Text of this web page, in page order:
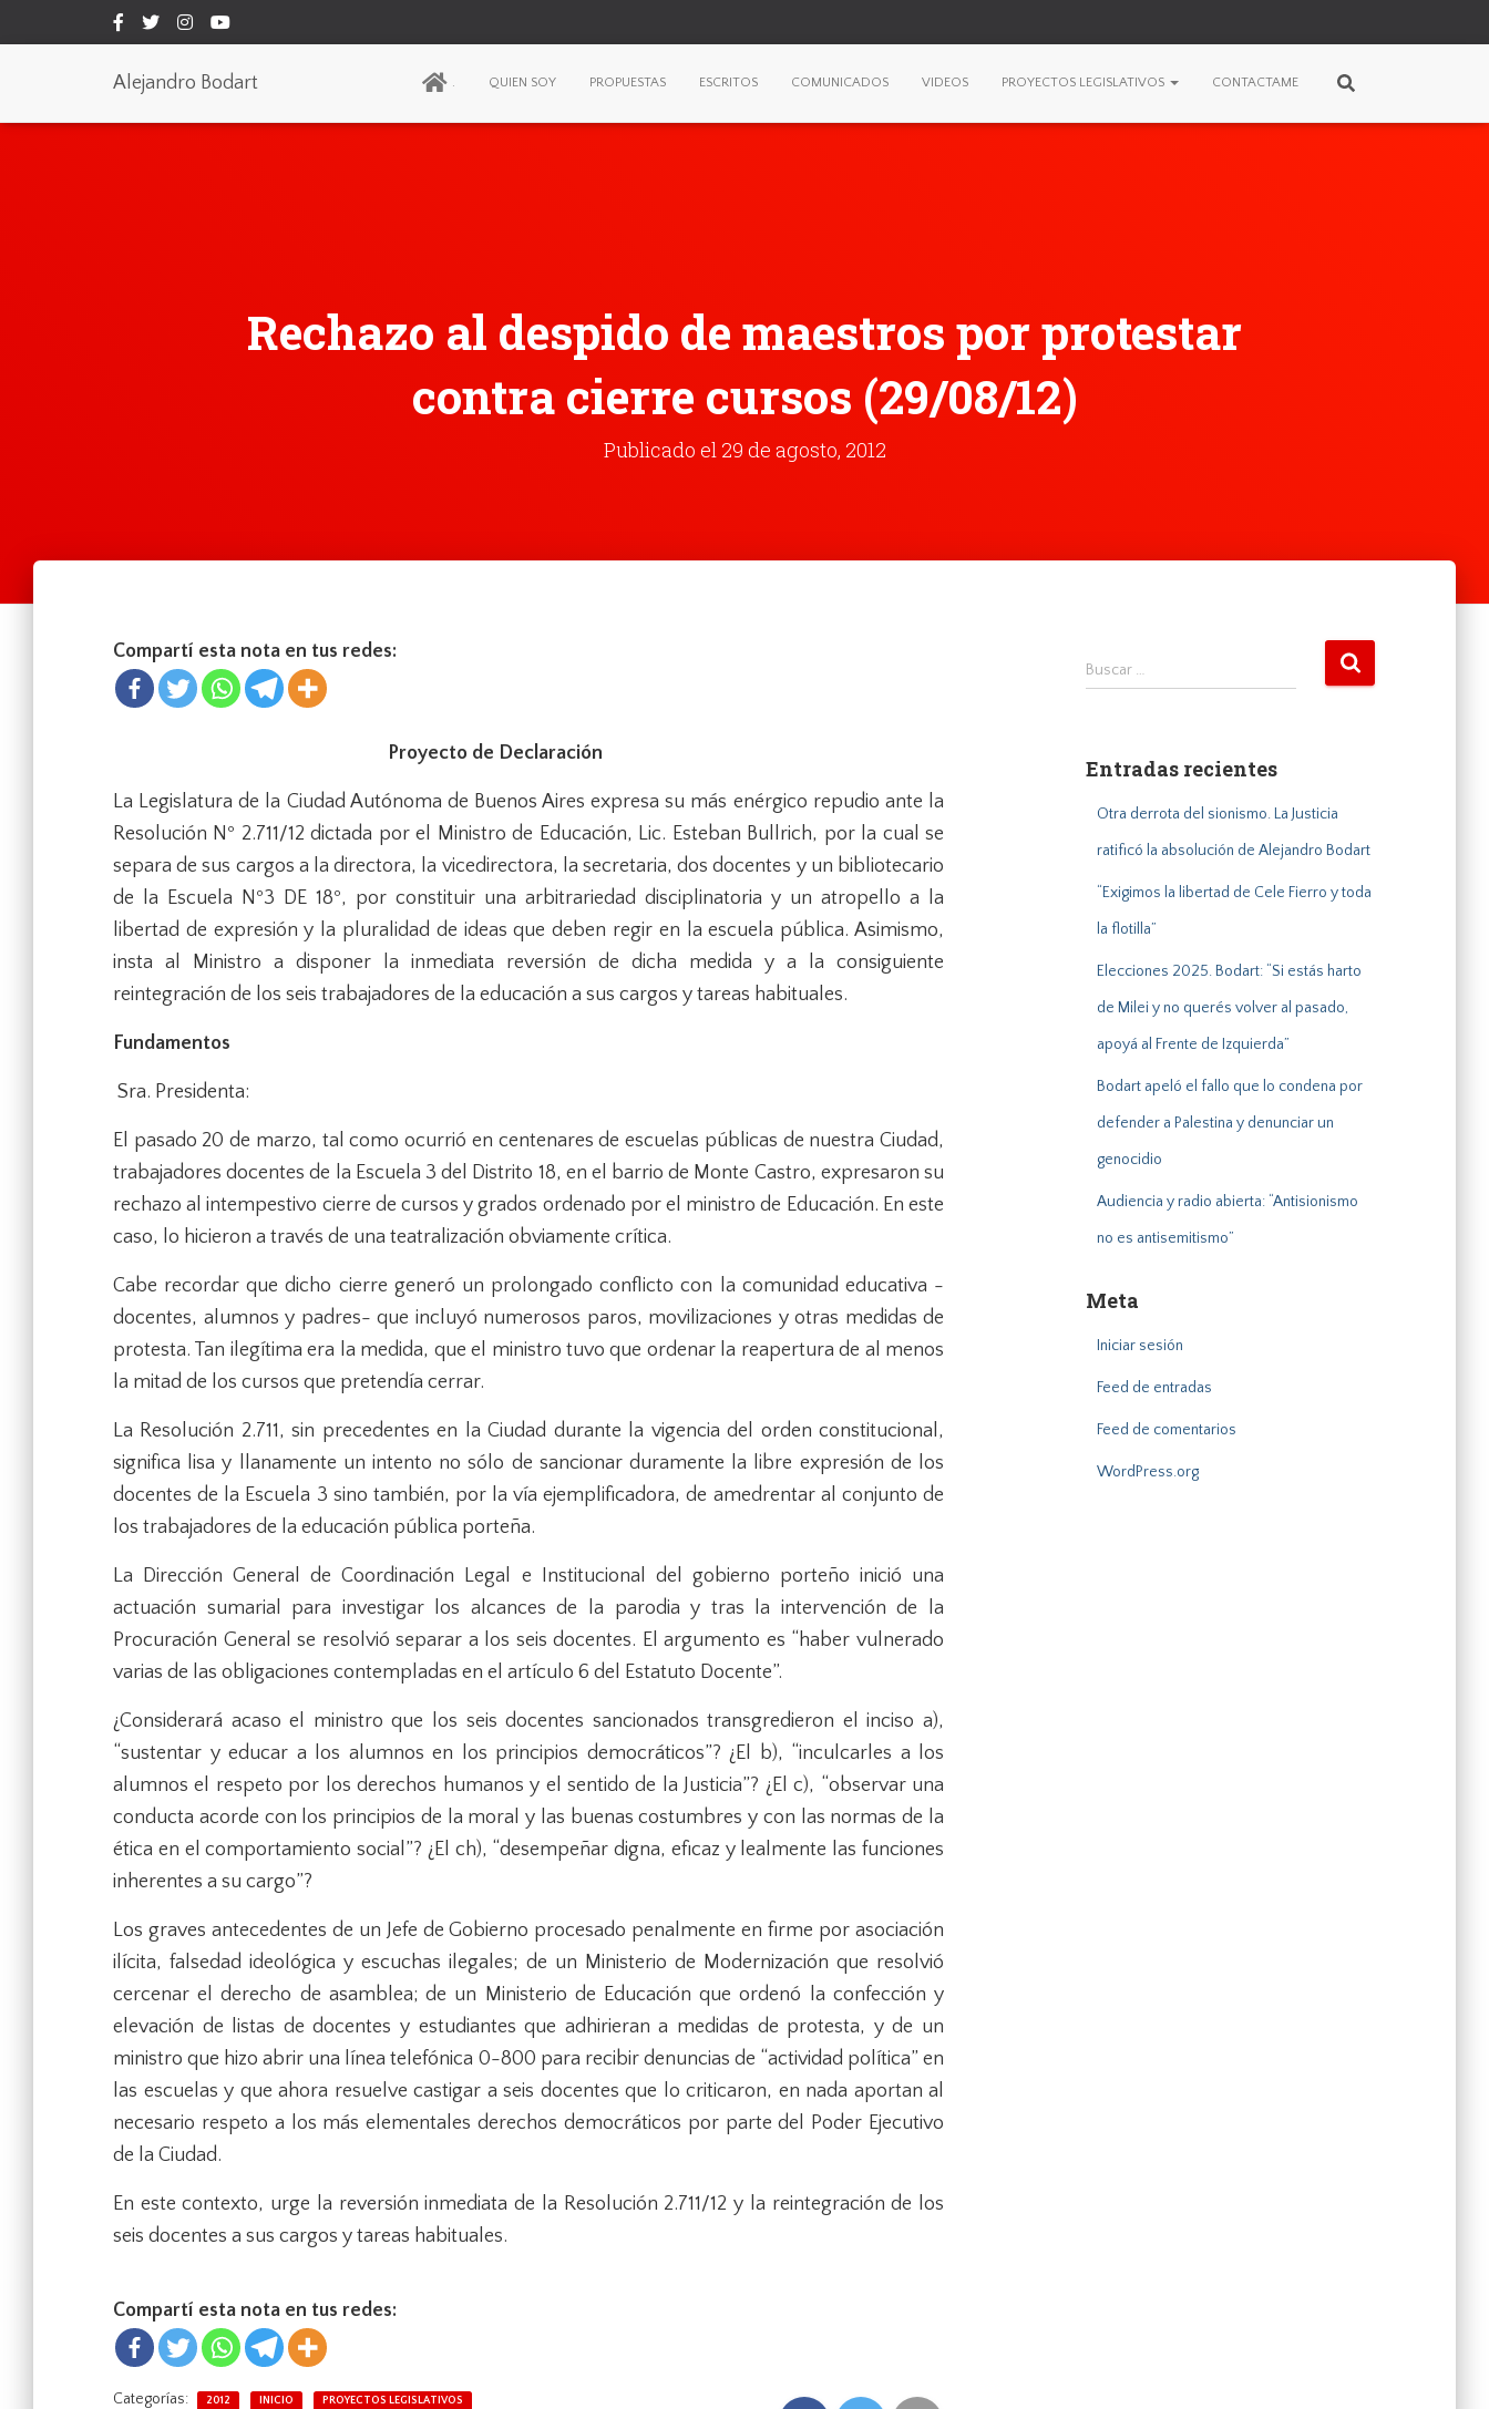
Alejandro Bodart . QUIEN SOY PROPUESTAS ESCRITOS COMUNICADOS VIDEOS PROYECTOS LEGISLATIVOS CONTACTAME
Rechazo al despido de maestros por protestar
contra cierre cursos (29/08/12)
Publicado el 29 de agosto, 2012
Compartí esta nota en tus redes:
Proyecto de Declaración
La Legislatura de la Ciudad Autónoma de Buenos Aires expresa su más enérgico repudio ante la
Resolución Nº 2.711/12 dictada por el Ministro de Educación, Lic. Esteban Bullrich, por la cual se
separa de sus cargos a la directora, la vicedirectora, la secretaria, dos docentes y un bibliotecario
de la Escuela Nº3 DE 18º, por constituir una arbitrariedad disciplinatoria y un atropello a la
libertad de expresión y la pluralidad de ideas que deben regir en la escuela pública. Asimismo,
insta al Ministro a disponer la inmediata reversión de dicha medida y a la consiguiente
reintegración de los seis trabajadores de la educación a sus cargos y tareas habituales.
Fundamentos
Sra. Presidenta:
El pasado 20 de marzo, tal como ocurrió en centenares de escuelas públicas de nuestra Ciudad,
trabajadores docentes de la Escuela 3 del Distrito 18, en el barrio de Monte Castro, expresaron su
rechazo al intempestivo cierre de cursos y grados ordenado por el ministro de Educación. En este
caso, lo hicieron a través de una teatralización obviamente crítica.
Cabe recordar que dicho cierre generó un prolongado conflicto con la comunidad educativa -
docentes, alumnos y padres- que incluyó numerosos paros, movilizaciones y otras medidas de
protesta. Tan ilegítima era la medida, que el ministro tuvo que ordenar la reapertura de al menos
la mitad de los cursos que pretendía cerrar.
La Resolución 2.711, sin precedentes en la Ciudad durante la vigencia del orden constitucional,
significa lisa y llanamente un intento no sólo de sancionar duramente la libre expresión de los
docentes de la Escuela 3 sino también, por la vía ejemplificadora, de amedrentar al conjunto de
los trabajadores de la educación pública porteña.
La Dirección General de Coordinación Legal e Institucional del gobierno porteño inició una
actuación sumarial para investigar los alcances de la parodia y tras la intervención de la
Procuración General se resolvió separar a los seis docentes. El argumento es “haber vulnerado
varias de las obligaciones contempladas en el artículo 6 del Estatuto Docente”.
¿Considerará acaso el ministro que los seis docentes sancionados transgredieron el inciso a),
“sustentar y educar a los alumnos en los principios democráticos”? ¿El b), “inculcarles a los
alumnos el respeto por los derechos humanos y el sentido de la Justicia”? ¿El c), “observar una
conducta acorde con los principios de la moral y las buenas costumbres y con las normas de la
ética en el comportamiento social”? ¿El ch), “desempeñar digna, eficaz y lealmente las funciones
inherentes a su cargo”?
Los graves antecedentes de un Jefe de Gobierno procesado penalmente en firme por asociación
ilícita, falsedad ideológica y escuchas ilegales; de un Ministerio de Modernización que resolvió
cercenar el derecho de asamblea; de un Ministerio de Educación que ordenó la confección y
elevación de listas de docentes y estudiantes que adhirieran a medidas de protesta, y de un
ministro que hizo abrir una línea telefónica 0-800 para recibir denuncias de “actividad política” en
las escuelas y que ahora resuelve castigar a seis docentes que lo criticaron, en nada aportan al
necesario respeto a los más elementales derechos democráticos por parte del Poder Ejecutivo
de la Ciudad.
En este contexto, urge la reversión inmediata de la Resolución 2.711/12 y la reintegración de los
seis docentes a sus cargos y tareas habituales.
Compartí esta nota en tus redes:
Categorías: 2012 INICIO PROYECTOS LEGISLATIVOS
B
r
Buscar …
Entradas recientes
Otra derrota del sionismo. La Justicia
ratificó la absolución de Alejandro Bodart
“Exigimos la libertad de Cele Fierro y toda
la flotilla”
Elecciones 2025. Bodart: “Si estás harto
de Milei y no querés volver al pasado,
apoyá al Frente de Izquierda”
Bodart apeló el fallo que lo condena por
defender a Palestina y denunciar un
genocidio
Audiencia y radio abierta: “Antisionismo
no es antisemitismo”
Meta
Iniciar sesión
Feed de entradas
Feed de comentarios
WordPress.org